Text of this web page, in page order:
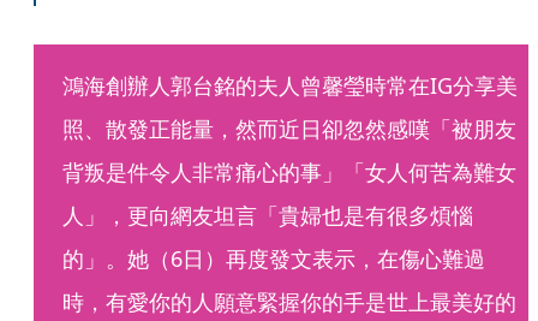
鴻海創辦人郭台銘的夫人曾馨瑩時常在IG分享美
照、散發正能量，然而近日卻忽然感嘆「被朋友
背叛是件令人非常痛心的事」「女人何苦為難女
人」，更向網友坦言「貴婦也是有很多煩惱
的」。她（6日）再度發文表示，在傷心難過
時，有愛你的人願意緊握你的手是世上最美好的